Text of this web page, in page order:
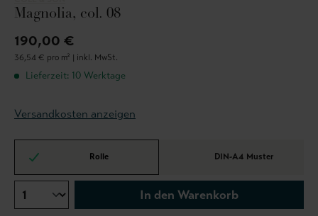
Magnolia, col. 08
190,00 €
36,54 € pro m² | inkl. MwSt.
Lieferzeit: 10 Werktage
Versandkosten anzeigen
Rolle DIN-A4 Muster
In den Warenkorb